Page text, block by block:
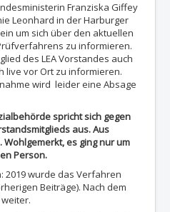
Franziska Giffey
Leonhard in der Harburger
um sich über den aktuellen
zu informieren.
des LEA Vorstandes auch
live vor Ort zu informieren.
wird leider eine Absage
spricht sich gegen
aus. Aus
es ging nur um
Person.
2019 wurde das Verfahren
Beiträge). Nach dem